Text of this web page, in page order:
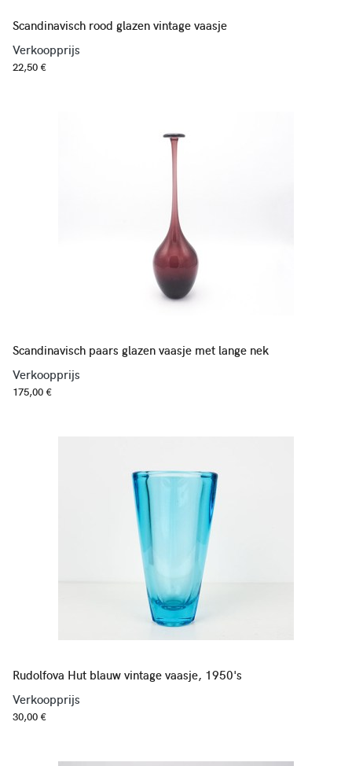
Scandinavisch rood glazen vintage vaasje
Verkoopprijs
22,50 €
Scandinavisch paars glazen vaasje met lange nek
Verkoopprijs
175,00 €
Rudolfova Hut blauw vintage vaasje, 1950's
Verkoopprijs
30,00 €